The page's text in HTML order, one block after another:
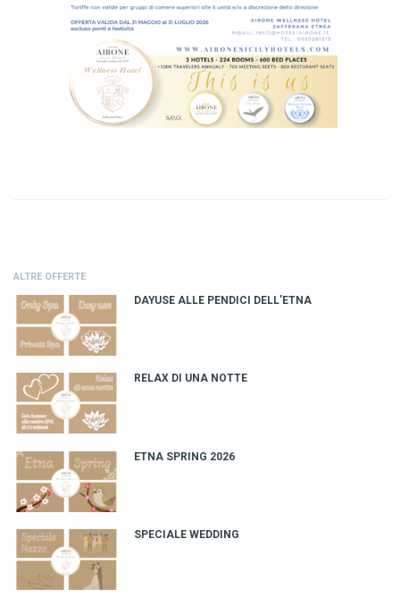
ALTRE OFFERTE
DAYUSE ALLE PENDICI DELL’ETNA
RELAX DI UNA NOTTE
ETNA SPRING 2026
SPECIALE WEDDING